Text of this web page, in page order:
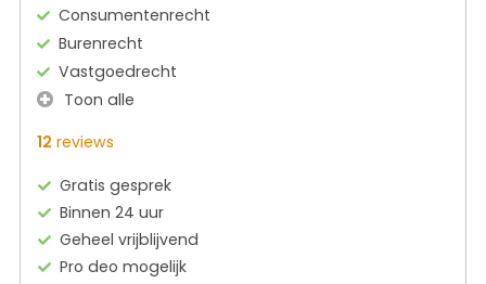
Consumentenrecht
Burenrecht
Vastgoedrecht
Toon alle
12 reviews
Gratis gesprek
Binnen 24 uur
Geheel vrijblijvend
Pro deo mogelijk